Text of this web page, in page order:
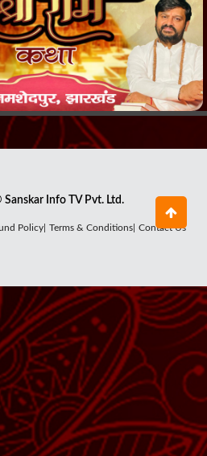
Info TV Pvt. Ltd.
Policy| Terms & Conditions| Contact Us